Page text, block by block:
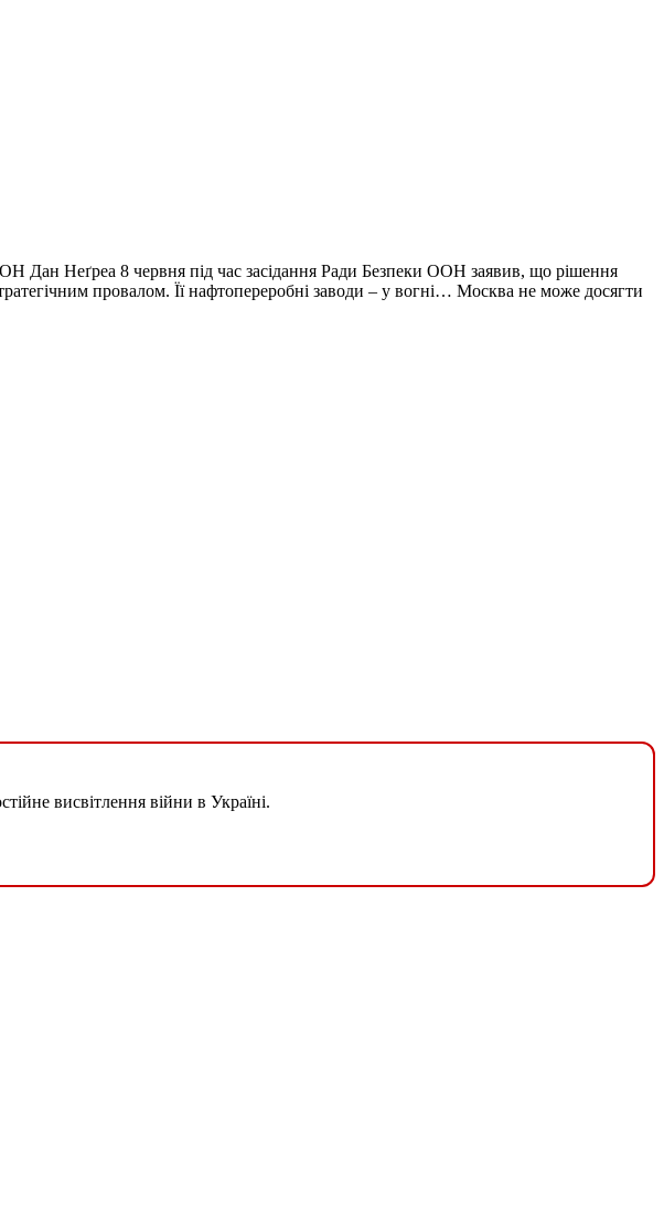
Неґреа 8 червня під час засідання Ради Безпеки ООН заявив, що рішення
провалом. Її нафтопереробні заводи – у вогні… Москва не може досягти
висвітлення війни в Україні.